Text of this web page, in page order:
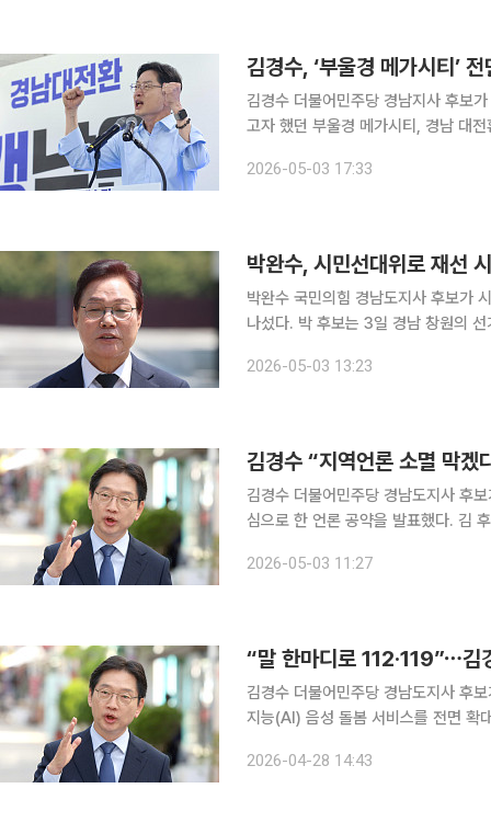
김경수, ‘부울경 메가시티’
김경수 더불어민주당 경남지사 후보
고자 했던 부울경 메가시티, 경남 대
경은 산업화와 민주화가 시작된 뿌리
2026-05-03 17:33
박완수, 시민선대위로 재선
박완수 국민의힘 경남도지사 후보가
나섰다. 박 후보는 3일 경남 창원의 선거사무소에서 ‘도민이 주인 되는 시민선대위’ 발대식을 열고
다문화가정 통·번역 활동가, 청년 어
2026-05-03 13:23
김경수 “지역언론 소멸 막겠
김경수 더불어민주당 경남도지사 후
심으로 한 언론 공약을 발표했다. 김 후보는 이날 보도자료를 통해 “도민들의 알 권리를 위해 애쓰는
을 증액하고, 마을 미디어와 대학언론
2026-05-03 11:27
“말 한마디로 112·119”⋯김
김경수 더불어민주당 경남도지사 후
지능(AI) 음성 돌봄 서비스를 전면 확대하겠다고 밝혔다. 김 후
이상 징후가 감지되면 가족과 복지사,
2026-04-28 14:43